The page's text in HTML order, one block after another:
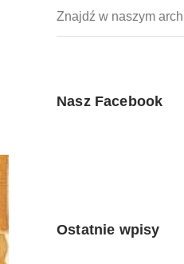
Nasz Facebook
Ostatnie wpisy